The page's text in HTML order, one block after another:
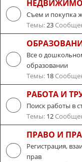
Съем и покупка
Темы:23
Все о
образовании
Темы: 18
РАБОТА И
Поиск работы в
Темы: 12
ПРАВО И
Регистрация,
прав